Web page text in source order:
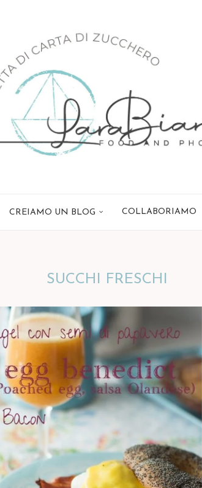
CREIAMO UN BLOG COLLABORIAMO
SUCCHI FRESCHI